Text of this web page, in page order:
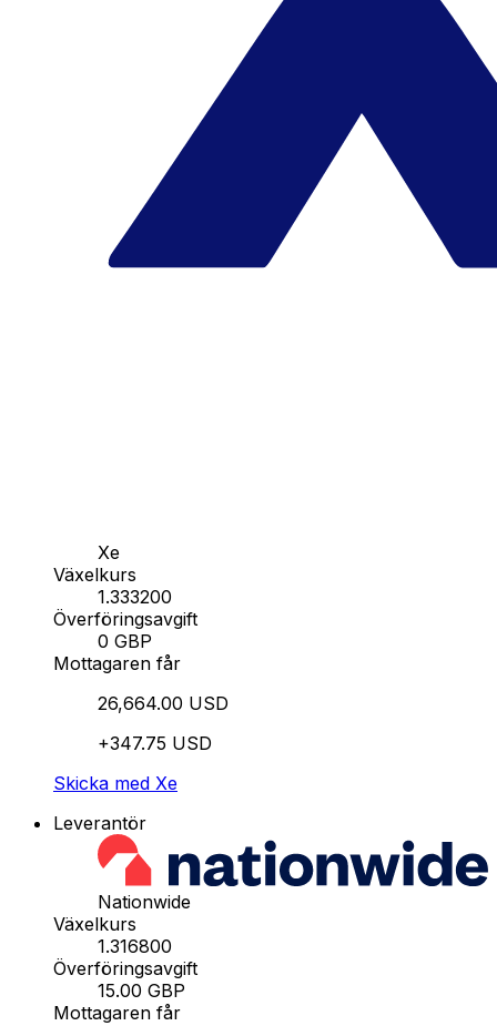
Xe
Växelkurs
1.333200
Överföringsavgift
0 GBP
Mottagaren får
26,664.00 USD
+347.75 USD
Skicka med Xe
Leverantör
Nationwide
Växelkurs
1.316800
Överföringsavgift
15.00 GBP
Mottagaren får